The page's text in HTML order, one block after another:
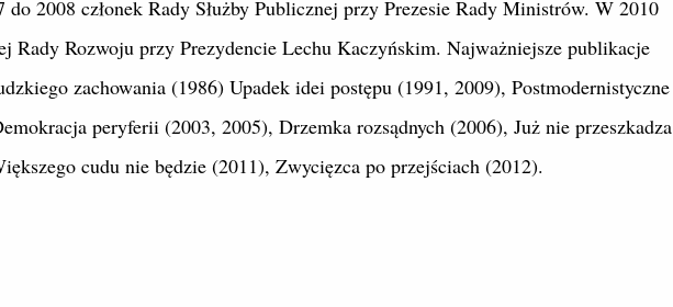
2008 członek Rady Służby Publicznej przy Prezesie Rady Ministrów. W 2010
Rady Rozwoju przy Prezydencie Lechu Kaczyńskim. Najważniejsze publikacje
zachowania (1986) Upadek idei postępu (1991, 2009), Postmodernistyczne
peryferii (2003, 2005), Drzemka rozsądnych (2006), Już nie przeszkadza
cudu nie będzie (2011), Zwycięzca po przejściach (2012).